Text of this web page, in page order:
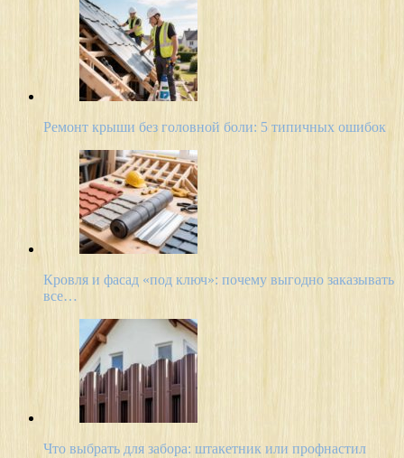
Ремонт крыши без головной боли: 5 типичных ошибок
Кровля и фасад «под ключ»: почему выгодно заказывать
все…
Что выбрать для забора: штакетник или профнастил